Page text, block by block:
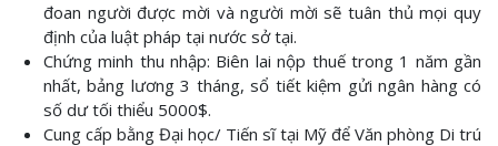
đoan người được mời và người mời sẽ tuân thủ mọi quy
định của luật pháp tại nước sở tại.
Chứng minh thu nhập: Biên lai nộp thuế trong 1 năm gần
nhất, bảng lương 3 tháng, sổ tiết kiệm gửi ngân hàng có
số dư tối thiểu 5000$.
Cung cấp bằng Đại học/ Tiến sĩ tại Mỹ để Văn phòng Di trú